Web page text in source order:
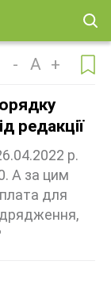
- A +
редакції
р.
А за цим
для